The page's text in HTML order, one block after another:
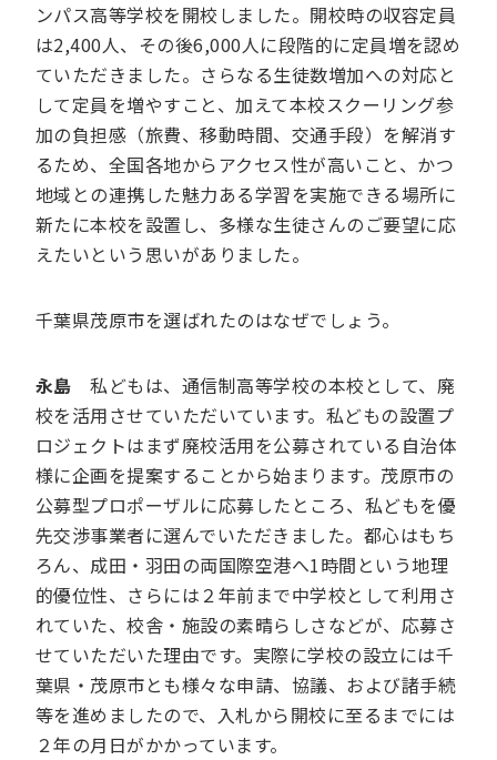
ンパス高等学校を開校しました。開校時の収容定員
は2,400人、その後6,000人に段階的に定員増を認め
ていただきました。さらなる生徒数増加への対応と
して定員を増やすこと、加えて本校スクーリング参
加の負担感（旅費、移動時間、交通手段）を解消す
るため、全国各地からアクセス性が高いこと、かつ
地域との連携した魅力ある学習を実施できる場所に
新たに本校を設置し、多様な生徒さんのご要望に応
えたいという思いがありました。
千葉県茂原市を選ばれたのはなぜでしょう。
永島 私どもは、通信制高等学校の本校として、廃
校を活用させていただいています。私どもの設置プ
ロジェクトはまず廃校活用を公募されている自治体
様に企画を提案することから始まります。茂原市の
公募型プロポーザルに応募したところ、私どもを優
先交渉事業者に選んでいただきました。都心はもち
ろん、成田・羽田の両国際空港へ1時間という地理
的優位性、さらには２年前まで中学校として利用さ
れていた、校舎・施設の素晴らしさなどが、応募さ
せていただいた理由です。実際に学校の設立には千
葉県・茂原市とも様々な申請、協議、および諸手続
等を進めましたので、入札から開校に至るまでには
２年の月日がかかっています。